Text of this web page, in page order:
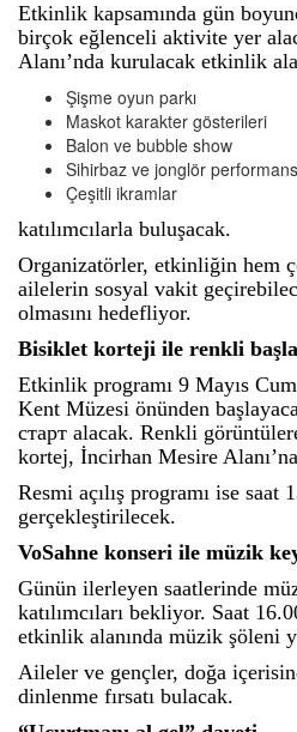
Etkinlik kapsamında gün
birçok eğlenceli aktivite yer
Alanı’nda kurulacak etkinlik
Şişme oyun parkı
Maskot karakter gösterileri
Balon ve bubble show
Sihirbaz ve jonglör
Çeşitli ikramlar
katılımcılarla buluşacak.
Organizatörler, etkinliğin hem
ailelerin sosyal vakit
olmasını hedefliyor.
Bisiklet korteji ile renkli
Etkinlik programı 9 Mayıs
Kent Müzesi önünden
старт alacak. Renkli
kortej, İncirhan Mesire
Resmi açılış programı ise saat
gerçekleştirilecek.
VoSahne konseri ile müzik
Günün ilerleyen saatlerinde
katılımcıları bekliyor. Saat
etkinlik alanında müzik şöleni
Aileler ve gençler, doğa
dinlenme fırsatı bulacak.